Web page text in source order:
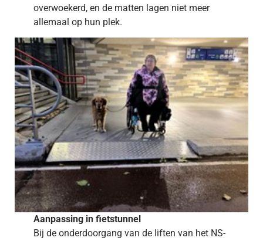
overwoekerd, en de matten lagen niet meer
allemaal op hun plek.
Aanpassing in fietstunnel
Bij de onderdoorgang van de liften van het NS-